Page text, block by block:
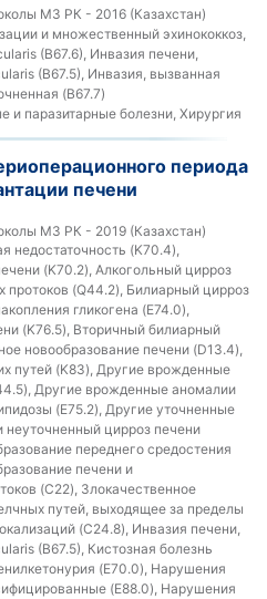
МЗ РК - 2016 (Казахстан)
и множественный эхинококкоз,
(B67.6), Инвазия печени,
(B67.5), Инвазия, вызванная
(B67.7)
и паразитарные болезни, Хирургия
периода
печени
МЗ РК - 2019 (Казахстан)
недостаточность (K70.4),
(K70.2), Алкогольный цирроз
протоков (Q44.2), Билиарный цирроз
гликогена (E74.0),
(K76.5), Вторичный билиарный
новообразование печени (D13.4),
путей (K83), Другие врожденные
Другие врожденные аномалии
(E75.2), Другие уточненные
неуточненный цирроз печени
переднего средостения
печени и
(C22), Злокачественное
путей, выходящее за пределы
(C24.8), Инвазия печени,
(B67.5), Кистозная болезнь
(E70.0), Нарушения
(E88.0), Нарушения